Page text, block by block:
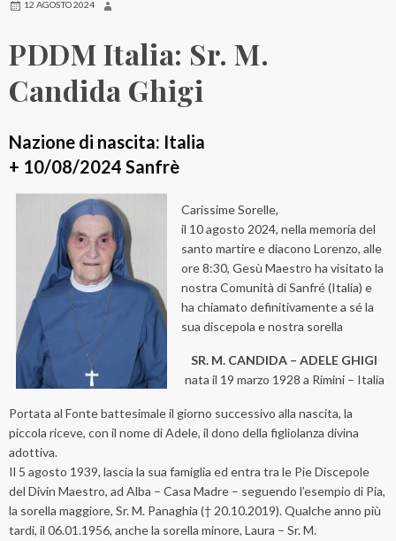
12 AGOSTO 2024
PDDM Italia: Sr. M.
Candida Ghigi
Nazione di nascita: Italia
+ 10/08/2024 Sanfrè
Carissime Sorelle,
il 10 agosto 2024, nella memoria del
santo martire e diacono Lorenzo, alle
ore 8:30, Gesù Maestro ha visitato la
nostra Comunità di Sanfré (Italia) e
ha chiamato definitivamente a sé la
sua discepola e nostra sorella
SR. M. CANDIDA – ADELE GHIGI
nata il 19 marzo 1928 a Rimini – Italia
Portata al Fonte battesimale il giorno successivo alla nascita, la
piccola riceve, con il nome di Adele, il dono della figliolanza divina
adottiva.
Il 5 agosto 1939, lascia la sua famiglia ed entra tra le Pie Discepole
del Divin Maestro, ad Alba – Casa Madre – seguendo l’esempio di Pia,
la sorella maggiore, Sr. M. Panaghia († 20.10.2019). Qualche anno più
tardi, il 06.01.1956, anche la sorella minore, Laura – Sr. M.